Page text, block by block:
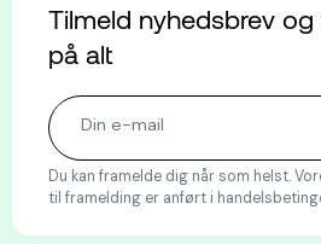
Tilmeld nyhedsbrev
på alt
Du kan framelde dig når som helst.
til framelding er anført i